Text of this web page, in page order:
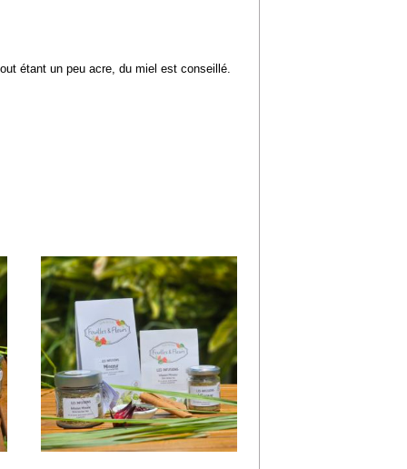
étant un peu acre, du miel est conseillé.